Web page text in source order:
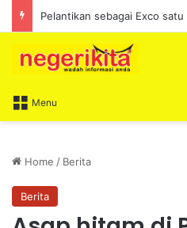
Menu
Home / Berita
Berita